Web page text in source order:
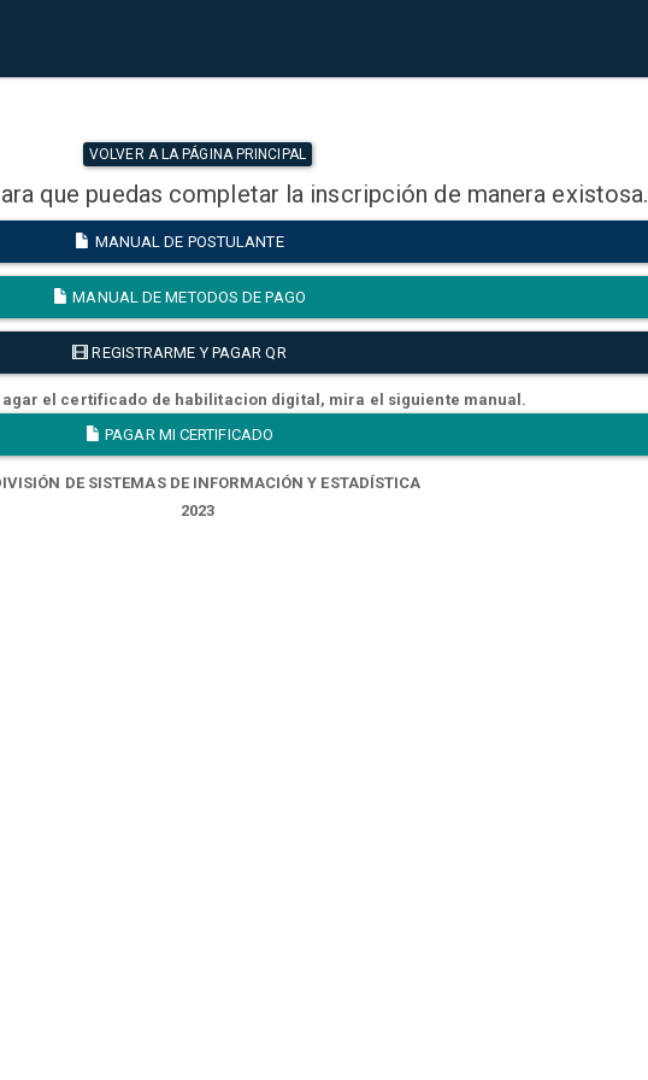
VOLVER A LA PÁGINA PRINCIPAL
que puedas completar la inscripción de manera existosa.
MANUAL DE POSTULANTE
MANUAL DE METODOS DE PAGO
REGISTRARME Y PAGAR QR
el certificado de habilitacion digital, mira el siguiente manual.
PAGAR MI CERTIFICADO
DE SISTEMAS DE INFORMACIÓN Y ESTADÍSTICA
2023